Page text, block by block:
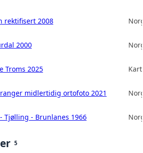
rektifisert 2008
2000
Troms 2025
midlertidig ortofoto 2021
Tjølling - Brunlanes 1966
5